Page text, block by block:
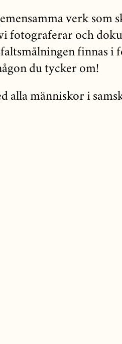
verk som
fotograferar och
finnas i
du tycker om!
alla människor i